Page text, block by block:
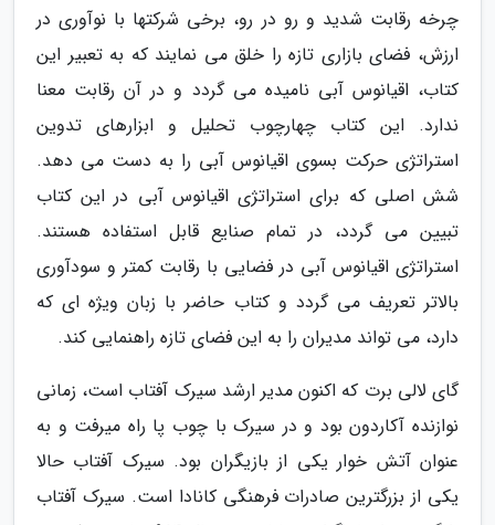
چرخه رقابت شدید و رو در رو، برخی شرکتها با نوآوری در
ارزش، فضای بازاری تازه را خلق می نمایند که به تعبیر این
کتاب، اقیانوس آبی نامیده می گردد و در آن رقابت معنا
ندارد. این کتاب چهارچوب تحلیل و ابزارهای تدوین
استراتژی حرکت بسوی اقیانوس آبی را به دست می دهد.
شش اصلی که برای استراتژی اقیانوس آبی در این کتاب
تبیین می گردد، در تمام صنایع قابل استفاده هستند.
استراتژی اقیانوس آبی در فضایی با رقابت کمتر و سودآوری
بالاتر تعریف می گردد و کتاب حاضر با زبان ویژه ای که
دارد، می تواند مدیران را به این فضای تازه راهنمایی کند.
گای لالی برت که اکنون مدیر ارشد سیرک آفتاب است، زمانی
نوازنده آکاردون بود و در سیرک با چوب پا راه میرفت و به
عنوان آتش خوار یکی از بازیگران بود. سیرک آفتاب حالا
یکی از بزرگترین صادرات فرهنگی کانادا است. سیرک آفتاب